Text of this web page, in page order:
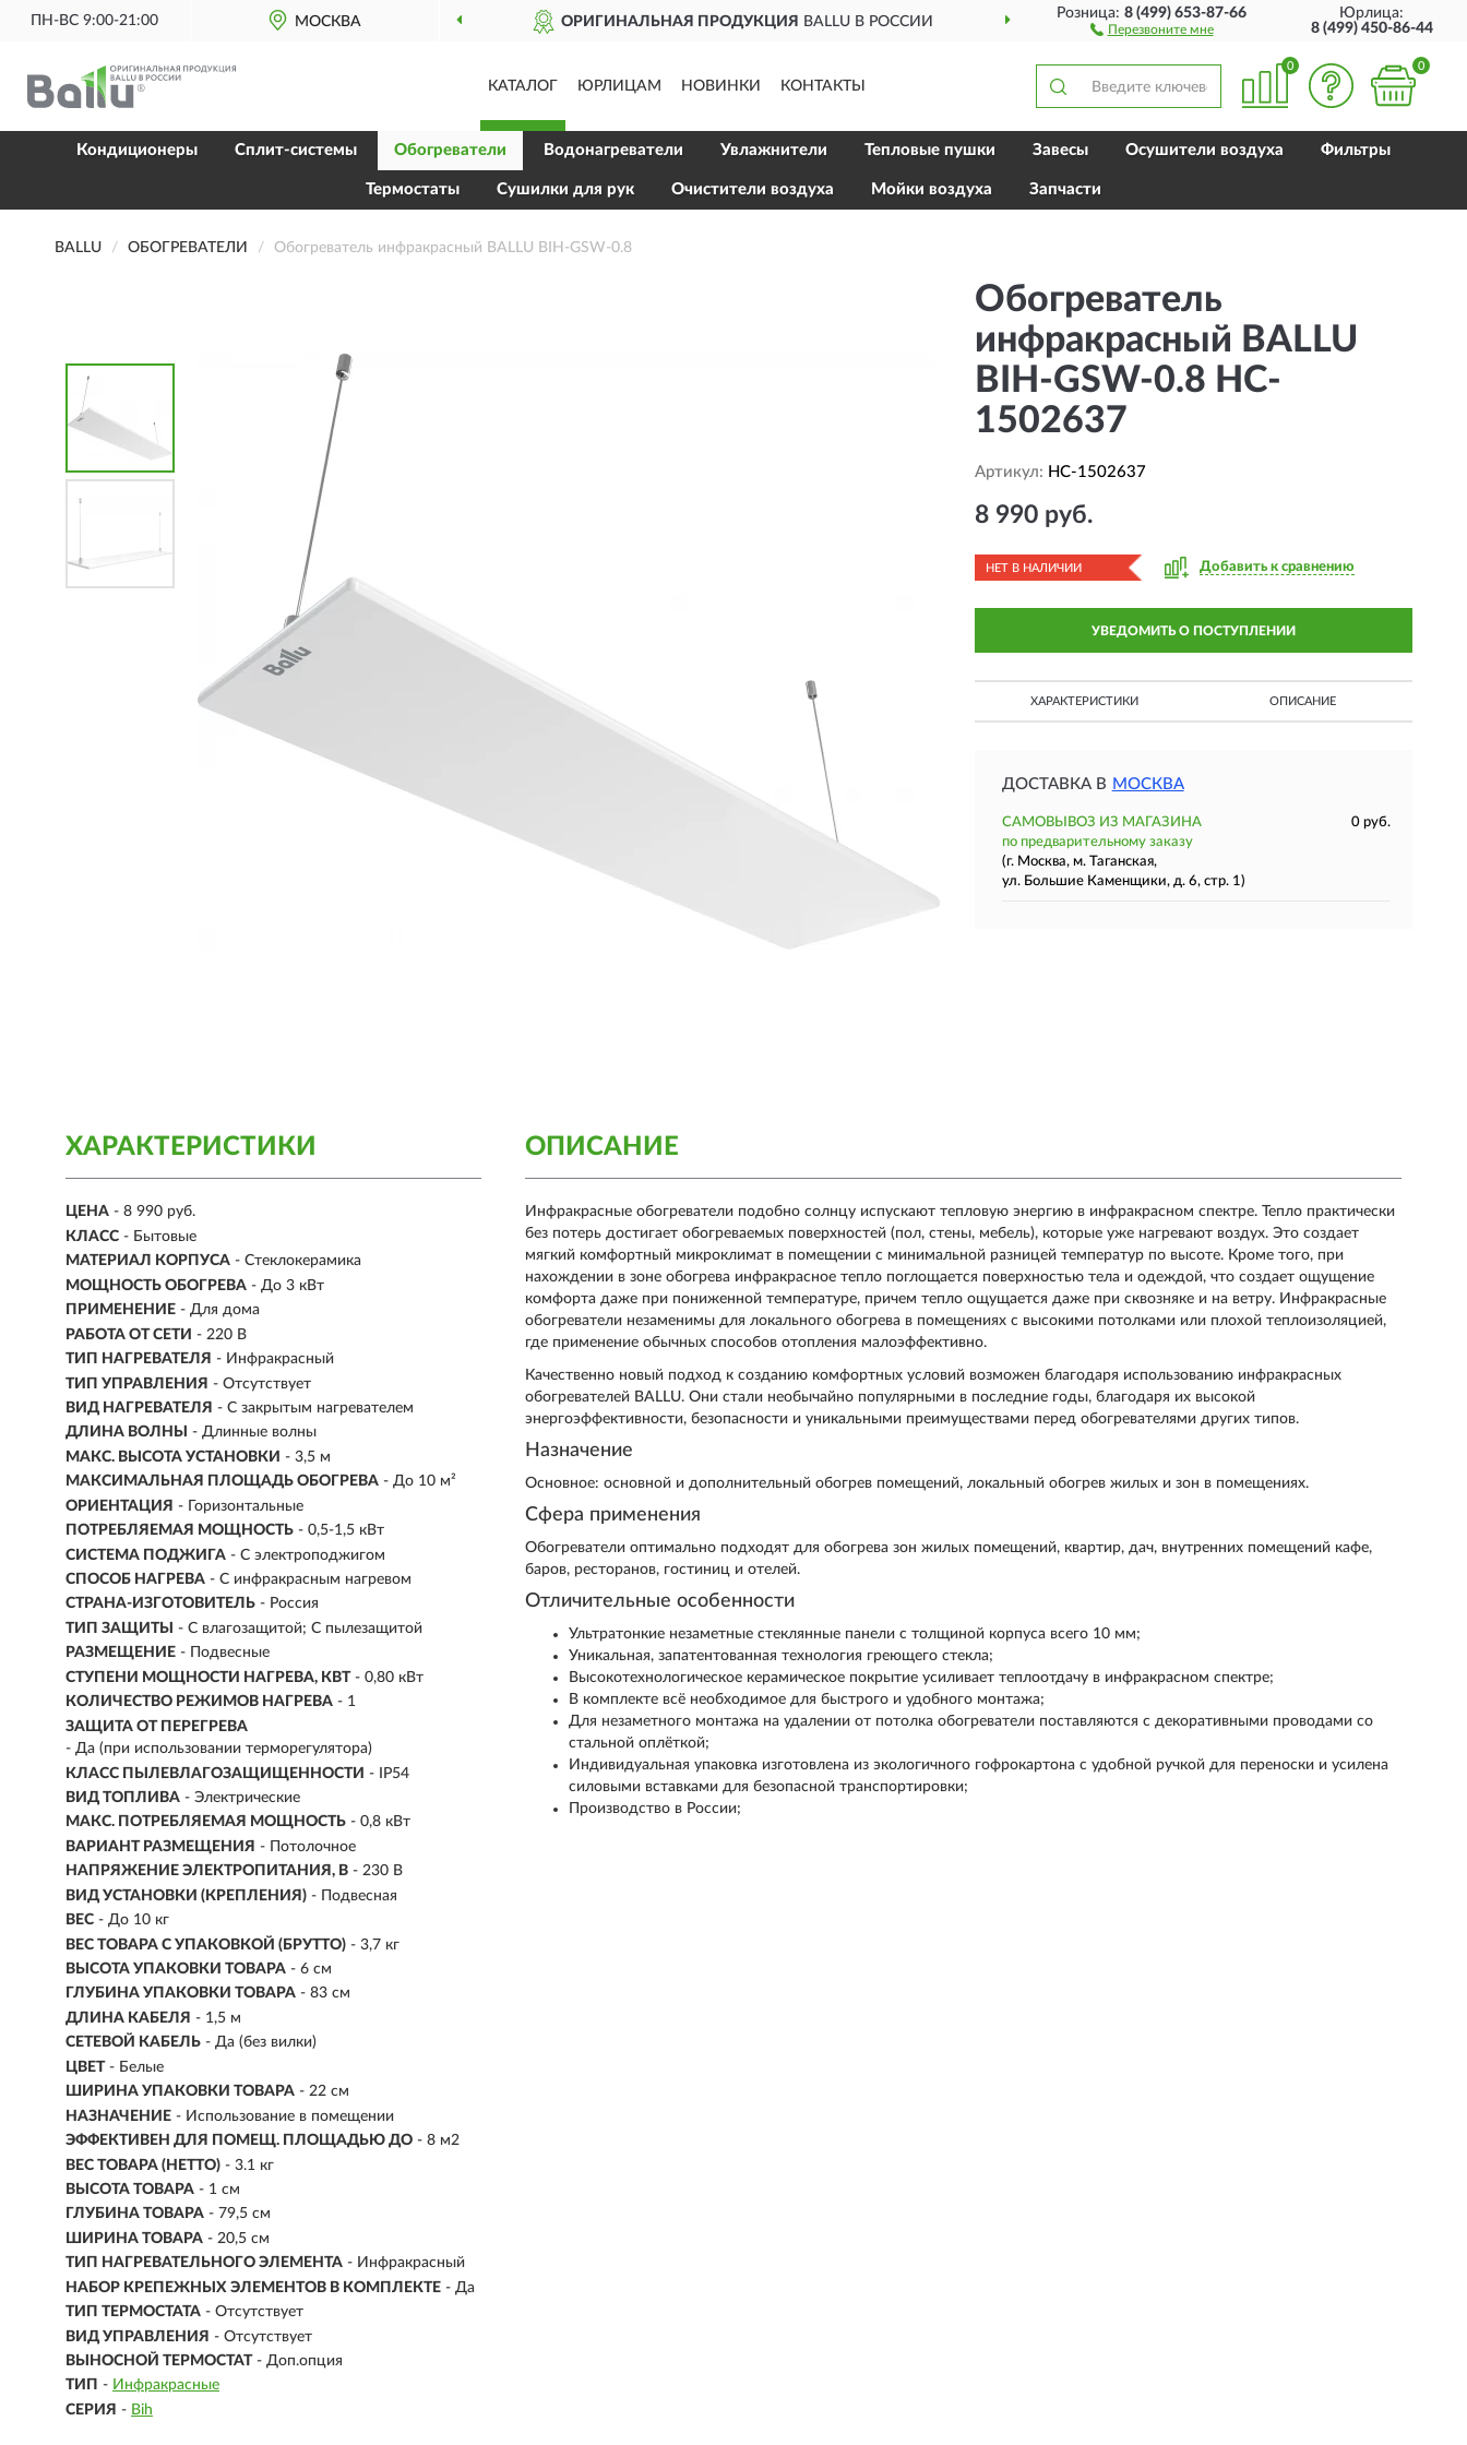
ПН-ВС 9:00-21:00 МОСКВА ОРИГИНАЛЬНАЯ ПРОДУКЦИЯ BALLU В РОССИИ ДОСТАВИМ ПО ВСЕЙ РОССИИ
Розница:8 (499) 653-87-66
Перезвоните мне
Юрлица:
8 (499) 450-86-44
КАТАЛОГ ЮРЛИЦАМ НОВИНКИ КОНТАКТЫ
0 0
Кондиционеры Сплит-системы Обогреватели Водонагреватели Увлажнители Тепловые пушки Завесы Осушители воздуха Фильтры
Термостаты Сушилки для рук Очистители воздуха Мойки воздуха Запчасти
BALLU ОБОГРЕВАТЕЛИ Обогреватель инфракрасный BALLU BIH-GSW-0.8
Обогреватель
инфракрасный BALLU
BIH-GSW-0.8 HC-
1502637
Артикул: HC-1502637
8 990 руб.
НЕТ В НАЛИЧИИ Добавить к сравнению
УВЕДОМИТЬ О ПОСТУПЛЕНИИ
ХАРАКТЕРИСТИКИ ОПИСАНИЕ
ДОСТАВКА В МОСКВА
САМОВЫВОЗ ИЗ МАГАЗИНА
0 руб.
по предварительному заказу
(г. Москва, м. Таганская,
ул. Большие Каменщики, д. 6, стр. 1)
ХАРАКТЕРИСТИКИ
ЦЕНА - 8 990 руб.
КЛАСС - Бытовые
МАТЕРИАЛ КОРПУСА - Стеклокерамика
МОЩНОСТЬ ОБОГРЕВА - До 3 кВт
ПРИМЕНЕНИЕ - Для дома
РАБОТА ОТ СЕТИ - 220 В
ТИП НАГРЕВАТЕЛЯ - Инфракрасный
ТИП УПРАВЛЕНИЯ - Отсутствует
ВИД НАГРЕВАТЕЛЯ - С закрытым нагревателем
ДЛИНА ВОЛНЫ
- Длинные волны
МАКС. ВЫСОТА УСТАНОВКИ - 3,5 м
МАКСИМАЛЬНАЯ ПЛОЩАДЬ ОБОГРЕВА - До 10 м²
ОРИЕНТАЦИЯ - Горизонтальные
ПОТРЕБЛЯЕМАЯ МОЩНОСТЬ - 0,5-1,5 кВт
СИСТЕМА ПОДЖИГА - С электроподжигом
СПОСОБ НАГРЕВА - С инфракрасным нагревом
СТРАНА-ИЗГОТОВИТЕЛЬ - Россия
ТИП ЗАЩИТЫ
- С влагозащитой; С пылезащитой
РАЗМЕЩЕНИЕ - Подвесные
СТУПЕНИ МОЩНОСТИ НАГРЕВА, КВТ - 0,80 кВт
КОЛИЧЕСТВО РЕЖИМОВ НАГРЕВА - 1
ЗАЩИТА ОТ ПЕРЕГРЕВА
- Да (при использовании терморегулятора)
КЛАСС ПЫЛЕВЛАГОЗАЩИЩЕННОСТИ - IP54
ВИД ТОПЛИВА - Электрические
МАКС. ПОТРЕБЛЯЕМАЯ МОЩНОСТЬ - 0,8 кВт
ВАРИАНТ РАЗМЕЩЕНИЯ - Потолочное
НАПРЯЖЕНИЕ ЭЛЕКТРОПИТАНИЯ, В - 230 В
ВИД УСТАНОВКИ (КРЕПЛЕНИЯ) - Подвесная
ВЕС - До 10 кг
ВЕС ТОВАРА С УПАКОВКОЙ (БРУТТО) - 3,7 кг
ВЫСОТА УПАКОВКИ ТОВАРА - 6 см
ГЛУБИНА УПАКОВКИ ТОВАРА - 83 см
ДЛИНА КАБЕЛЯ - 1,5 м
СЕТЕВОЙ КАБЕЛЬ - Да (без вилки)
ЦВЕТ - Белые
ШИРИНА УПАКОВКИ ТОВАРА - 22 см
НАЗНАЧЕНИЕ - Использование в помещении
ЭФФЕКТИВЕН ДЛЯ ПОМЕЩ. ПЛОЩАДЬЮ ДО - 8 м2
ВЕС ТОВАРА (НЕТТО) - 3.1 кг
ВЫСОТА ТОВАРА - 1 см
ГЛУБИНА ТОВАРА - 79,5 см
ШИРИНА ТОВАРА - 20,5 см
ТИП НАГРЕВАТЕЛЬНОГО ЭЛЕМЕНТА - Инфракрасный
НАБОР КРЕПЕЖНЫХ ЭЛЕМЕНТОВ В КОМПЛЕКТЕ - Да
ТИП ТЕРМОСТАТА - Отсутствует
ВИД УПРАВЛЕНИЯ - Отсутствует
ВЫНОСНОЙ ТЕРМОСТАТ - Доп.опция
ТИП - Инфракрасные
СЕРИЯ - Bih
ОПИСАНИЕ
Инфракрасные обогреватели подобно солнцу испускают тепловую энергию в инфракрасном спектре. Тепло практически
без потерь достигает обогреваемых поверхностей (пол, стены, мебель), которые уже нагревают воздух. Это создает
мягкий комфортный микроклимат в помещении с минимальной разницей температур по высоте. Кроме того, при
нахождении в зоне обогрева инфракрасное тепло поглощается поверхностью тела и одеждой, что создает ощущение
комфорта даже при пониженной температуре, причем тепло ощущается даже при сквозняке и на ветру. Инфракрасные
обогреватели незаменимы для локального обогрева в помещениях с высокими потолками или плохой теплоизоляцией,
где применение обычных способов отопления малоэффективно.
Качественно новый подход к созданию комфортных условий возможен благодаря использованию инфракрасных
обогревателей BALLU. Они стали необычайно популярными в последние годы, благодаря их высокой
энергоэффективности, безопасности и уникальными преимуществами перед обогревателями других типов.
Назначение
Основное: основной и дополнительный обогрев помещений, локальный обогрев жилых и зон в помещениях.
Сфера применения
Обогреватели оптимально подходят для обогрева зон жилых помещений, квартир, дач, внутренних помещений кафе,
баров, ресторанов, гостиниц и отелей.
Отличительные особенности
Ультратонкие незаметные стеклянные панели с толщиной корпуса всего 10 мм;
Уникальная, запатентованная технология греющего стекла;
Высокотехнологическое керамическое покрытие усиливает теплоотдачу в инфракрасном спектре;
В комплекте всё необходимое для быстрого и удобного монтажа;
Для незаметного монтажа на удалении от потолка обогреватели поставляются с декоративными проводами со
стальной оплёткой;
Индивидуальная упаковка изготовлена из экологичного гофрокартона с удобной ручкой для переноски и усилена
силовыми вставками для безопасной транспортировки;
Производство в России;